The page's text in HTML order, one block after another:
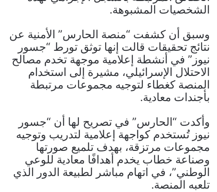
الشخصيات المشبوهة.
وسبق أن كشفت “منصة الحارس” الأمنية عن
نتائج تحقيقات قالت إنها توثق تورط “جسور
نيوز” في أنشطة إعلامية موجهة تخدم مصالح
الاحتلال الإسرائيلي، مشيرة إلى استخدام
المنصة كغطاء لتوجيه مجموعات مرتبطة
بأجندات معادية.
وأكدت “الحارس” في تصريح لها أن “جسور
نيوز تُستخدم كواجهة إعلامية لتدريب وتوجيه
مجموعات مرتزقة، بهدف تلميع صورتها
وصناعة خطاب يخدم أهدافًا معادية للوعي
الوطني”، في اتهام مباشر لطبيعة الدور الذي
تلعبه المنصة.